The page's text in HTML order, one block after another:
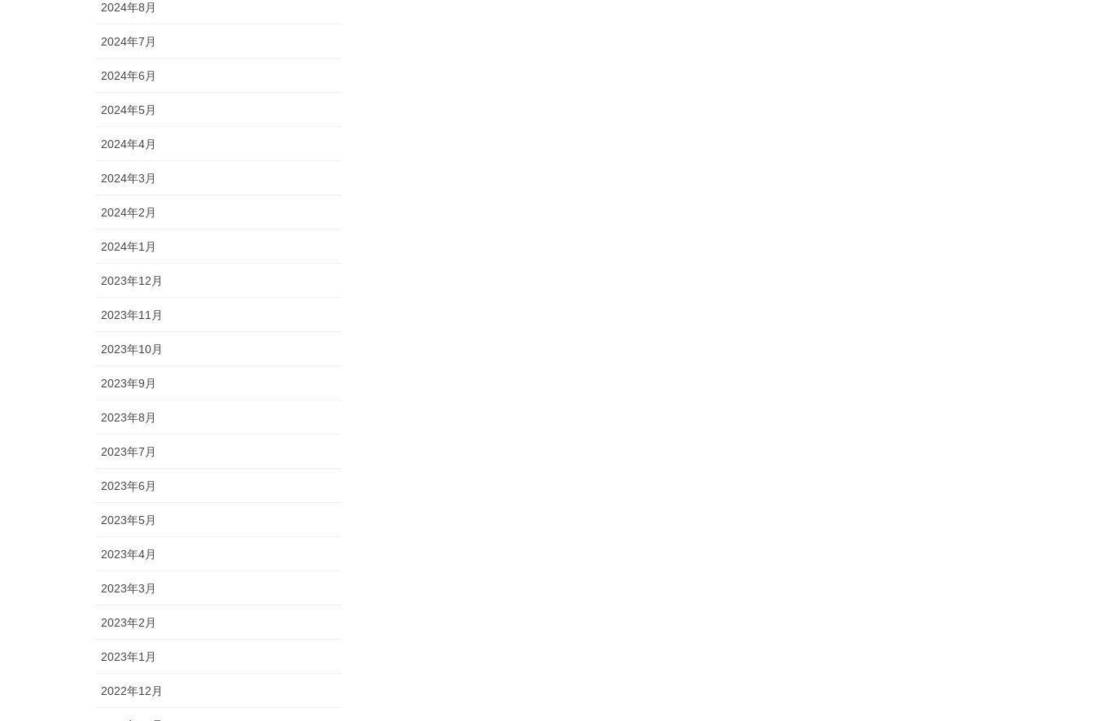
2024年8月
2024年7月
2024年6月
2024年5月
2024年4月
2024年3月
2024年2月
2024年1月
2023年12月
2023年11月
2023年10月
2023年9月
2023年8月
2023年7月
2023年6月
2023年5月
2023年4月
2023年3月
2023年2月
2023年1月
2022年12月